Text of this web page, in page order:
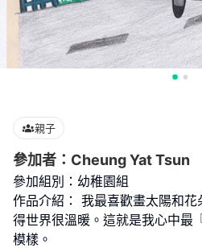
親子
參加者：Cheung Yat Tsun
參加組別：幼稚園組
作品介紹： 我最喜歡畫太陽和
得世界很溫暖。這就是我心中最
模樣。